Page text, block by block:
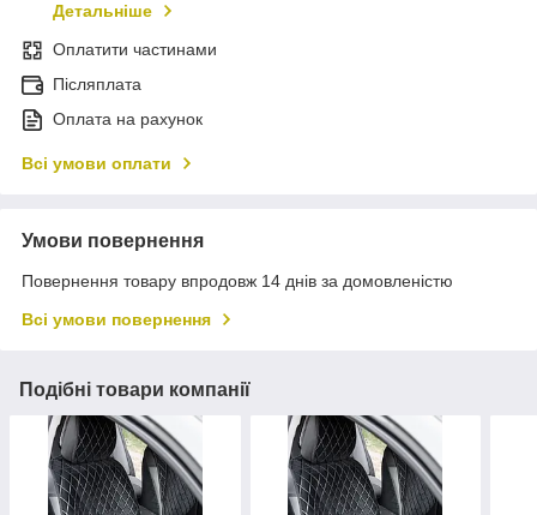
Детальніше
Оплатити частинами
Післяплата
Оплата на рахунок
Всі умови оплати
Умови повернення
Повернення товару впродовж 14 днів за домовленістю
Всі умови повернення
Подібні товари компанії